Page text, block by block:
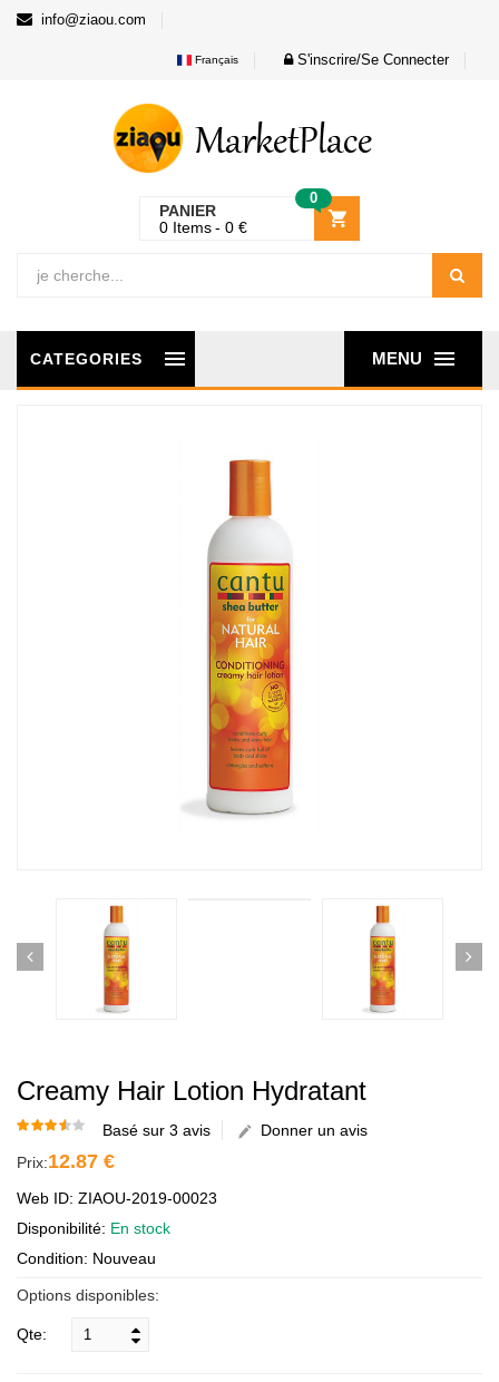
info@ziaou.com
Français S'inscrire/Se Connecter
PANIER
0
0 Items 0 €
MENU
CATEGORIES
Creamy Hair Lotion Hydratant
Basé sur 3 avis
Donner un avis
Prix:12.87 €
Web ID: ZIAOU-2019-00023
Disponibilité: En stock
Condition: Nouveau
Options disponibles:
Qte: